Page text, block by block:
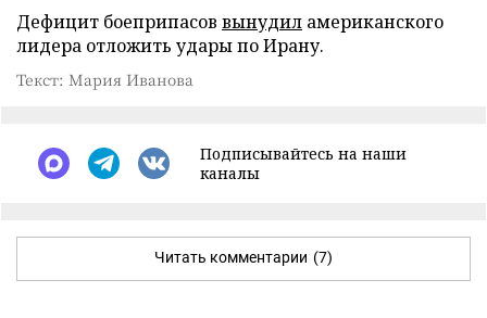
Дефицит боеприпасов вынудил американского
лидера отложить удары по Ирану.
Текст: Мария Иванова
Подписывайтесь на наши
каналы
Читать комментарии (7)